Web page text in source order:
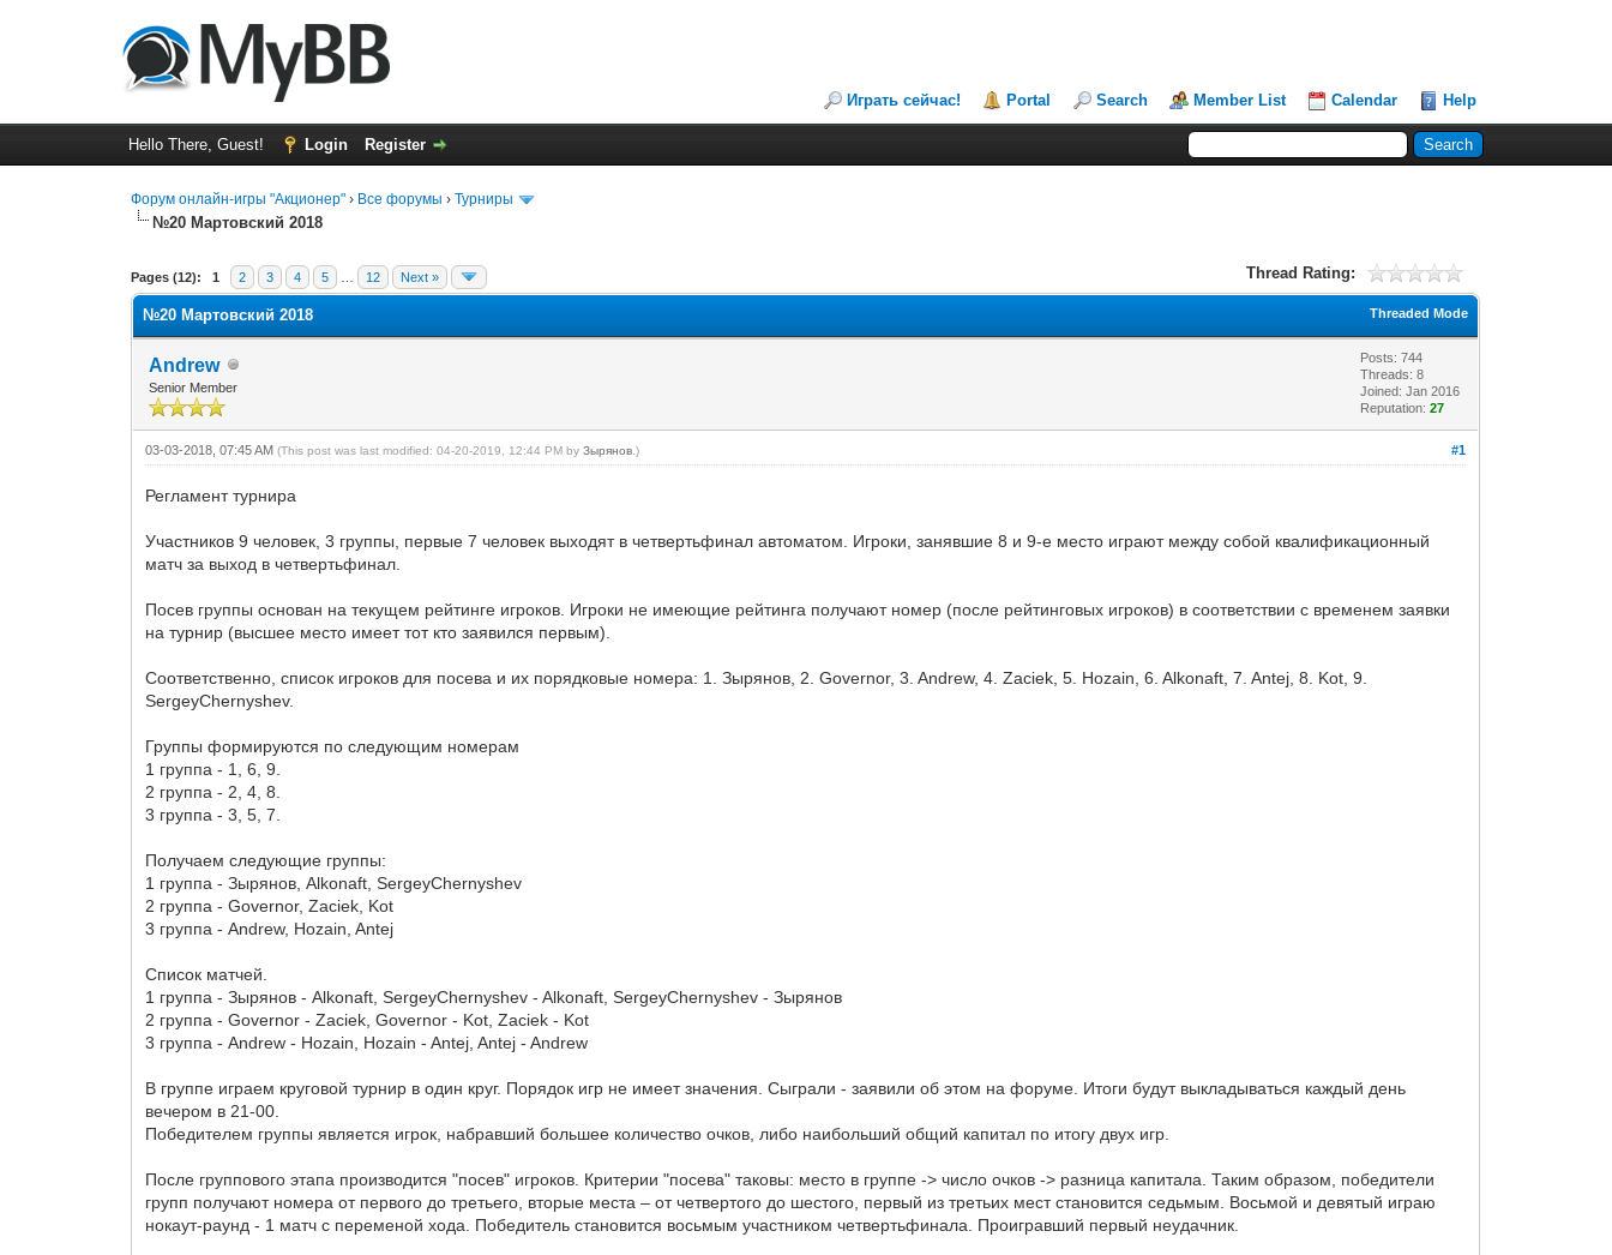
Играть сейчас! Portal Search Member List Calendar Help
Hello There, Guest! Login Register
Форум онлайн-игры "Акционер" › Все форумы ›Турниры
№20 Мартовский 2018
Pages (12): 1 2 3 4 5 12 Next » Thread Rating:
0 Vote(s) - 0 Average
1
2
3
4
5
Threaded Mode
№20 Мартовский 2018
Andrew
Senior Member
Posts: 744
Threads: 8
Joined: Jan 2016
Reputation:27
#1
03-03-2018, 07:45 AM(This post was last modified: 04-20-2019, 12:44 PM byЗырянов .)
Регламент турнира
Участников 9 человек, 3 группы, первые 7 человек выходят в четвертьфинал автоматом. Игроки, занявшие 8 и 9-е место играют между собой квалификационный
матч за выход в четвертьфинал.
Посев группы основан на текущем рейтинге игроков. Игроки не имеющие рейтинга получают номер (после рейтинговых игроков) в соответствии с временем заявки
на турнир (высшее место имеет тот кто заявился первым).
Соответственно, список игроков для посева и их порядковые номера: 1. Зырянов, 2. Governor, 3. Andrew, 4. Zaciek, 5. Hozain, 6. Alkonaft, 7. Antej, 8. Kot, 9.
SergeyChernyshev.
Группы формируются по следующим номерам
1 группа - 1, 6, 9.
2 группа - 2, 4, 8.
3 группа - 3, 5, 7.
Получаем следующие группы:
1 группа - Зырянов, Alkonaft, SergeyChernyshev
2 группа - Governor, Zaciek, Kot
3 группа - Andrew, Hozain, Antej
Список матчей.
1 группа - Зырянов - Alkonaft, SergeyChernyshev - Alkonaft, SergeyChernyshev - Зырянов
2 группа - Governor - Zaciek, Governor - Kot, Zaciek - Kot
3 группа - Andrew - Hozain, Hozain - Antej, Antej - Andrew
В группе играем круговой турнир в один круг. Порядок игр не имеет значения. Сыграли - заявили об этом на форуме. Итоги будут выкладываться каждый день
вечером в 21-00.
Победителем группы является игрок, набравший большее количество очков, либо наибольший общий капитал по итогу двух игр.
После группового этапа производится "посев" игроков. Критерии "посева" таковы: место в группе -> число очков -> разница капитала. Таким образом, победители
групп получают номера от первого до третьего, вторые места – от четвертого до шестого, первый из третьих мест становится седьмым. Восьмой и девятый играю
нокаут-раунд - 1 матч с переменой хода. Победитель становится восьмым участником четвертьфинала. Проигравший первый неудачник.